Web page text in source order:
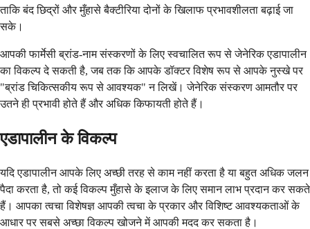
ताकि बंद छिद्रों और मुँहासे बैक्टीरिया दोनों के खिलाफ प्रभावशीलता बढ़ाई जा
सके।
आपकी फार्मेसी ब्रांड-नाम संस्करणों के लिए स्वचालित रूप से जेनेरिक एडापालीन
का विकल्प दे सकती है, जब तक कि आपके डॉक्टर विशेष रूप से आपके नुस्खे पर
"ब्रांड चिकित्सकीय रूप से आवश्यक" न लिखें। जेनेरिक संस्करण आमतौर पर
उतने ही प्रभावी होते हैं और अधिक किफायती होते हैं।
एडापालीन के विकल्प
यदि एडापालीन आपके लिए अच्छी तरह से काम नहीं करता है या बहुत अधिक जलन
पैदा करता है, तो कई विकल्प मुँहासे के इलाज के लिए समान लाभ प्रदान कर सकते
हैं। आपका त्वचा विशेषज्ञ आपकी त्वचा के प्रकार और विशिष्ट आवश्यकताओं के
आधार पर सबसे अच्छा विकल्प खोजने में आपकी मदद कर सकता है।